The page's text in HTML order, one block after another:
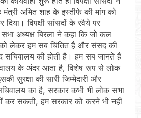
अमित शाह के इस्तीफे की मांग को
विपक्षी सांसदों के रवैये पर
अध्यक्ष बिरला ने कहा कि जो कल
लेकर हम सब चिंतित है और संसद की
सचिवालय की होती है। हम सब जानते हैं
के अंदर आता है, विशेष रूप से लोक
सुरक्षा की सारी जिम्मेदारी और
का है, सरकार कभी भी लोक सभा
कर सकती, हम सरकार को करने भी नहीं